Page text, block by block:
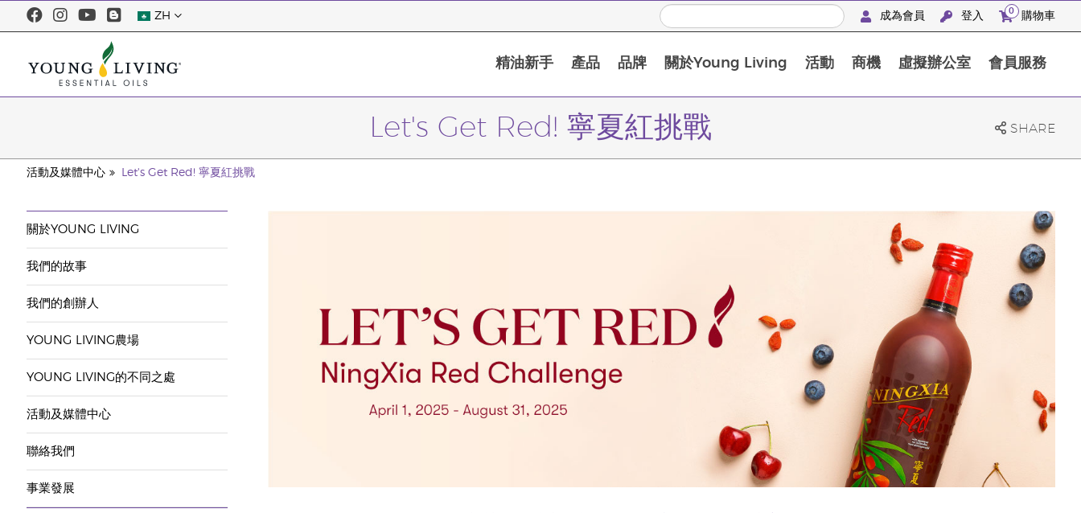
ZH 成為會員 登入 0 購物車
精油新手 產品 品牌 關於Young Living 活動 商機 虛擬辦公室 會員服務
Let's Get Red! 寧夏紅挑戰 SHARE
活動及媒體中心 Let's Get Red! 寧夏紅挑戰
關於YOUNG LIVING
我們的故事
我們的創辦人
YOUNG LIVING農場
YOUNG LIVING的不同之處
活動及媒體中心
聯絡我們
事業發展